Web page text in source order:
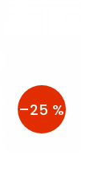
–25 %